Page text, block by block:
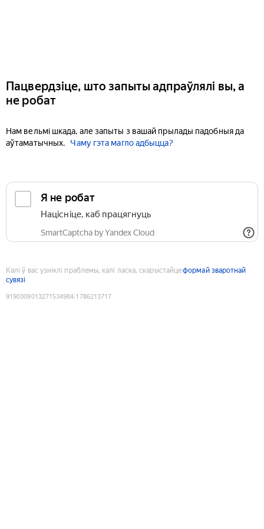
Пацвердзіце, што запыты адпраўлялі вы, а
не робат
Нам вельмі шкада, але запыты з вашай прылады падобныя да
аўтаматычных.
Чаму гэта магло адбыцца?
Я не робат
Націсніце, каб працягнуць
SmartCaptcha by Yandex Cloud
Калі ў вас узніклі праблемы, калі ласка, скарыстайцеформай зваротнай
сувязі
9190309013271534984:1786213717